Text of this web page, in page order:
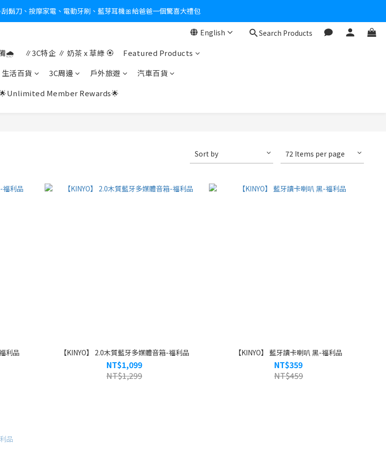
員送$100購物金✨再享消費回饋無極限
鬍刀、按摩家電、電動牙刷、藍芽耳機🎀給爸爸一個驚喜大禮包
員送$100購物金✨再享消費回饋無極限
English Search Products
🌧️ ∥3C特企 ∥ 奶茶 x 草綠 🏵
Featured Products
生活百貨 3C周邊 戶外旅遊
汽車百貨
Member Rewards🌟
Sort by 72 Items per page
利品 【KINYO】 2.0木質藍牙多媒體音箱-福利品
NT$1,099
NT$1,299
【KINYO】 藍牙讀卡喇叭 黑-福利品
NT$359
NT$459